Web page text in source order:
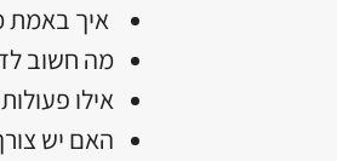
איך באמת
מה חשוב
אילו
האם יש